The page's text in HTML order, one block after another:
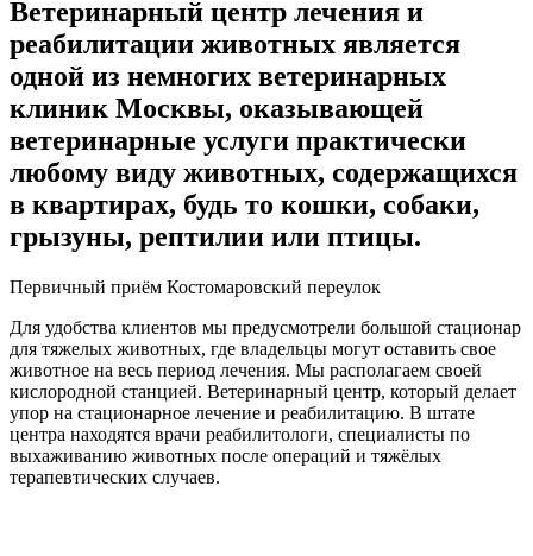
Ветеринарный центр лечения и
реабилитации животных является
одной из немногих ветеринарных
клиник Москвы, оказывающей
ветеринарные услуги практически
любому виду животных, содержащихся
в квартирах, будь то кошки, собаки,
грызуны, рептилии или птицы.
Первичный приём Костомаровский переулок
Для удобства клиентов мы предусмотрели большой стационар
для тяжелых животных, где владельцы могут оставить свое
животное на весь период лечения. Мы располагаем своей
кислородной станцией. Ветеринарный центр, который делает
упор на стационарное лечение и реабилитацию. В штате
центра находятся врачи реабилитологи, специалисты по
выхаживанию животных после операций и тяжёлых
терапевтических случаев.